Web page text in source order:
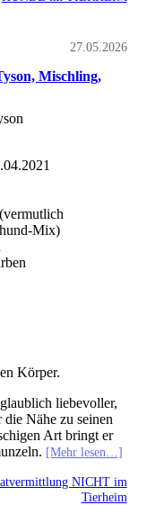
27.05.2026
Mischling,
Mix)
Körper.
liebevoller,
Nähe zu seinen
Art bringt er
[Mehr lesen…]
NICHT im
Tierheim